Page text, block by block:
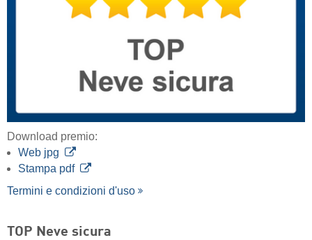
Download premio:
Web jpg
Stampa pdf
Termini e condizioni d'uso
TOP Neve sicura